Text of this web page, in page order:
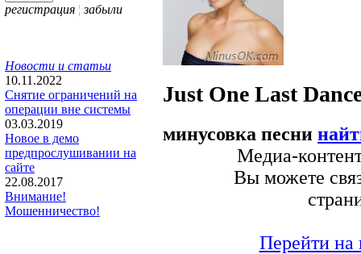
регистрация ¦ забыли
Новости и статьи
10.11.2022
Снятие ограничений на
операции вне системы
03.03.2019
Новое в демо
предпрослушивании на
сайте
22.08.2017
Внимание!
Мошенничество!
Just One Last
минусовка песни
Медиа-
Вы можете
Перейти на